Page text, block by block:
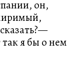
он,
я бы о нем